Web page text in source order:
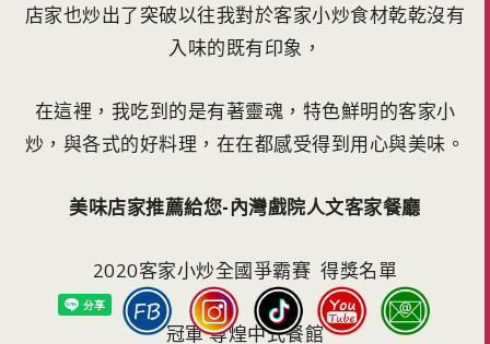
店家也炒出了突破以往我對於客家小炒食材乾乾沒有
入味的既有印象，
在這裡，我吃到的是有著靈魂，特色鮮明的客家小
炒，與各式的好料理，在在都感受得到用心與美味。
美味店家推薦給您-內灣戲院人文客家餐廳
2020客家小炒全國爭霸賽 得獎名單
冠軍 尊煌中式餐館